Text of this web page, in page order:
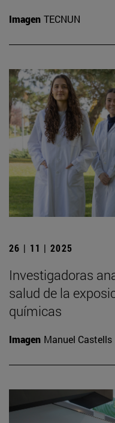
Imagen TECNUN
26 | 11 | 2025
Investigadoras
salud de la
químicas
Imagen Manuel Castells